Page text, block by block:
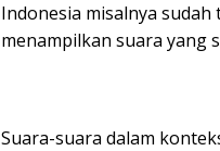
Indonesia misalnya
menampilkan suara yang
Suara-suara dalam